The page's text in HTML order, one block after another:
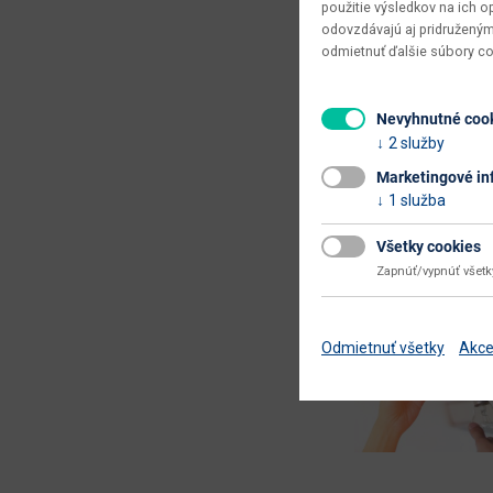
použitie výsledkov na ich
odovzdávajú aj
odmietnuť ďalšie súbory
Nevyhnutné
2 služby
Marketingové
1 služba
Všetky cookies
Zapnúť/vypnúť
Odmietnuť všetky